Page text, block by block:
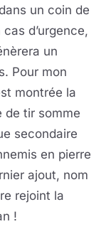
un coin de
d’urgence,
un
Pour mon
montrée la
de tir somme
secondaire
en pierre
ajout, nom
rejoint la
!